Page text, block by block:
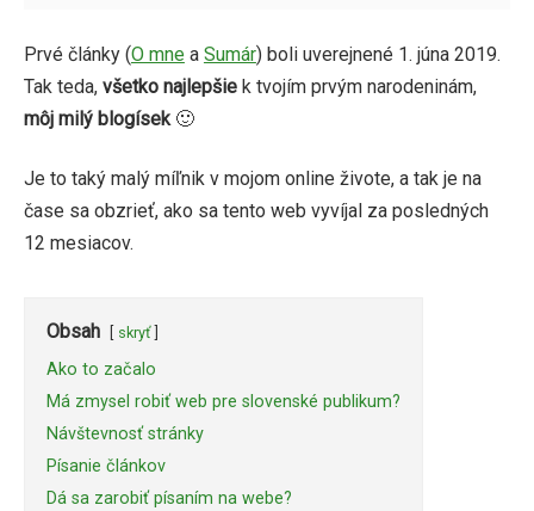
Prvé články (O mne a Sumár) boli uverejnené 1. júna 2019.
Tak teda, všetko najlepšiek tvojím prvým narodeninám,
môj milý blogísek🙂
Je to taký malý míľnik v mojom online živote, a tak je na
čase sa obzrieť, ako sa tento web vyvíjal za posledných
12 mesiacov.
Obsah skryť
Ako to začalo
Má zmysel robiť web pre slovenské publikum?
Návštevnosť stránky
Písanie článkov
Dá sa zarobiť písaním na webe?